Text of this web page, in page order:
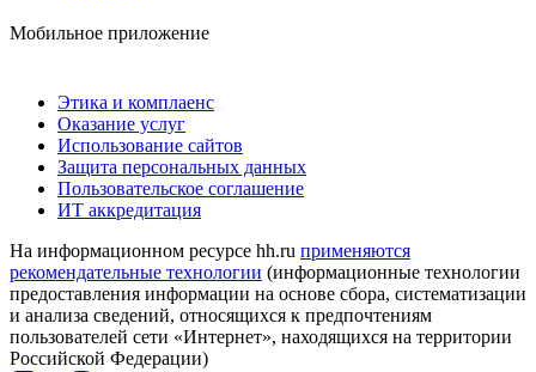
Мобильное приложение
Этика и комплаенс
Оказание услуг
Использование сайтов
Защита персональных данных
Пользовательское соглашение
ИТ аккредитация
На информационном ресурсе hh.ru применяются
рекомендательные технологии (информационные технологии
предоставления информации на основе сбора, систематизации
и анализа сведений, относящихся к предпочтениям
пользователей сети «Интернет», находящихся на территории
Российской Федерации)